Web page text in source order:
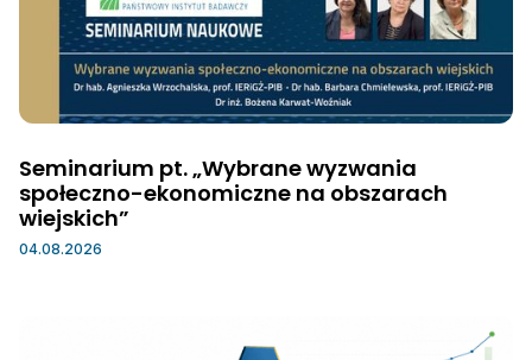
Seminarium pt. „Wybrane wyzwania
społeczno-ekonomiczne na obszarach
wiejskich”
04.08.2026